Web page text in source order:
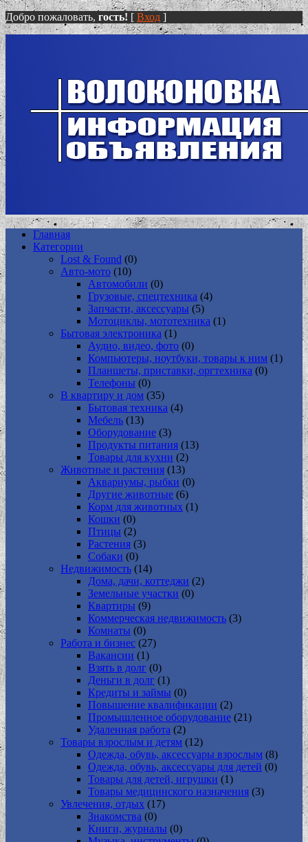
Добро пожаловать, гость! [ Вход ]
Главная
Категории
Lost & Found (0)
Авто-мото (10)
Автомобили (0)
Грузовые, спецтехника (4)
Запчасти, аксессуары (5)
Мотоциклы, мототехника (1)
Бытовая электроника (1)
Аудио, видео, фото (0)
Компьютеры, ноутбуки, товары к ним (1)
Планшеты, приставки, оргтехника (0)
Телефоны (0)
В квартиру и дом (35)
Бытовая техника (4)
Мебель (13)
Оборудование (3)
Продукты питания (13)
Товары для кухни (2)
Животные и растения (13)
Аквариумы, рыбки (0)
Другие животные (6)
Корм для животных (1)
Кошки (0)
Птицы (2)
Растения (3)
Собаки (0)
Недвижимость (14)
Дома, дачи, коттеджи (2)
Земельные участки (0)
Квартиры (9)
Коммерческая недвижимость (3)
Комнаты (0)
Работа и бизнес (27)
Вакансии (1)
Взять в долг (0)
Деньги в долг (1)
Кредиты и займы (0)
Повышение квалификации (2)
Промышленное оборудование (21)
Удаленная работа (2)
Товары взрослым и детям (12)
Одежда, обувь, аксессуары взрослым (8)
Одежда, обувь, аксессуары для детей (0)
Товары для детей, игрушки (1)
Товары медицинского назначения (3)
Увлечения, отдых (17)
Знакомства (0)
Книги, журналы (0)